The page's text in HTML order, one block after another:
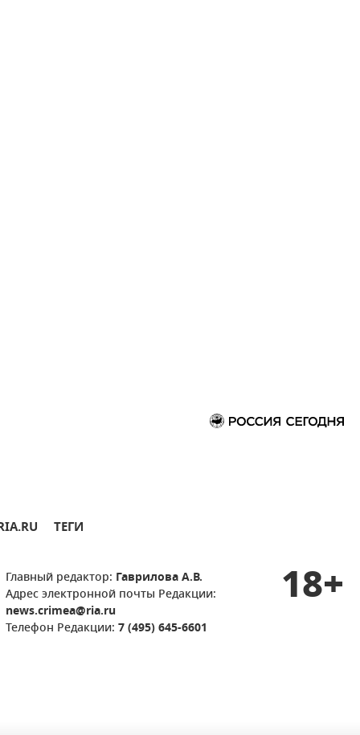
ТЕГИ
Главный редактор: Гаврилова А.В.
Адрес электронной почты Редакции:
news.crimea@ria.ru
Телефон Редакции: 7 (495) 645-6601
18+